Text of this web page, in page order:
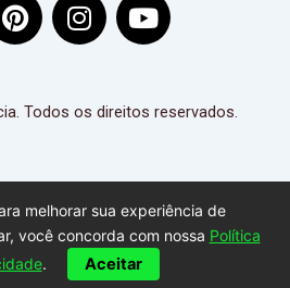
i
e
s
t
n
a
a
m
o
u
Todos os direitos reservados.
melhorar sua experiência de
você concorda com nossa Política
. Aceitar